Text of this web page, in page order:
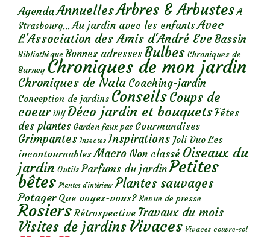
AgendaAnnuellesArbres & Arbustes A
Strasbourg... Au jardin avec les enfantsAvec
L'Association des Amis d'André Eve Bassin
Bibliothèque Bonnes adresses Bulbes Chroniques de
Barney Chroniques de mon jardin
Chroniques de Nala Coaching-jardin
Conception de jardins ConseilsCoups de
coeur DIY Déco jardin et bouquetsFêtes
des plantes Garden faux pas Gourmandises
Grimpantes Insectes Inspirations Joli Duo Les
incontournables Macro Non classé Oiseaux du
jardin Outils Parfums du jardinPetites
bêtes Plantes d’intérieur Plantes sauvages
Potager Que voyez-vous? Revue de presse
Rosiers Rétrospective Travaux du mois
Visites de jardins Vivaces Vivaces couvre-sol